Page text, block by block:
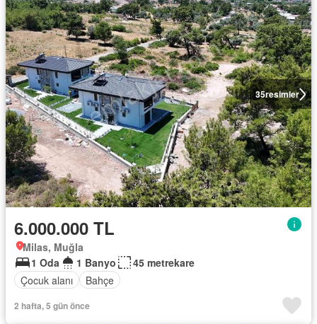
35resimler
6.000.000 TL
Milas, Muğla
1 Oda
1 Banyo
45 metrekare
Çocuk alanı
Bahçe
2 hafta, 5 gün önce